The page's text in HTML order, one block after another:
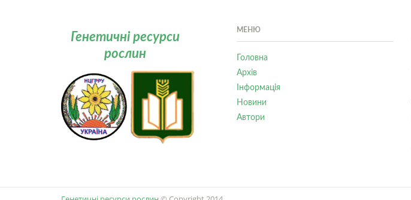
Генетичні ресурси
рослин
МЕНЮ
Головна
Архів
Інформація
Новини
Автори